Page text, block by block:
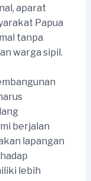
aparat
Papua
tanpa
warga sipil.
berjalan
lapangan
lebih